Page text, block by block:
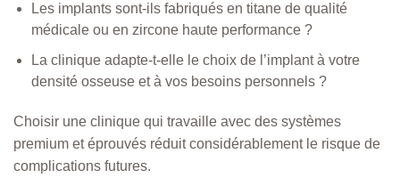
Les implants sont-ils fabriqués en titane de qualité
médicale ou en zircone haute performance ?
La clinique adapte-t-elle le choix de l’implant à votre
densité osseuse et à vos besoins personnels ?
Choisir une clinique qui travaille avec des systèmes
premium et éprouvés réduit considérablement le risque de
complications futures.